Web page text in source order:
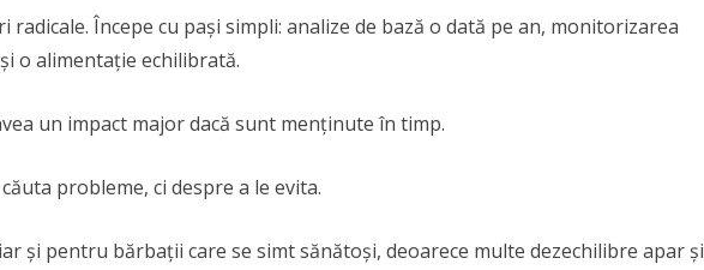
radicale. Începe cu pași simpli: analize de bază o dată pe an, monitorizarea
o alimentație echilibrată.
un impact major dacă sunt menținute în timp.
probleme, ci despre a le evita.
și pentru bărbații care se simt sănătoși, deoarece multe dezechilibre apar și